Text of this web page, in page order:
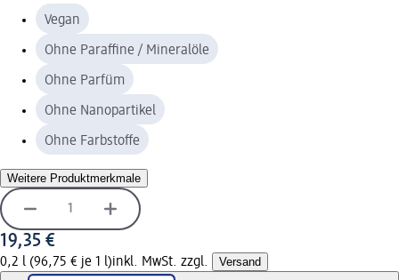
Vegan
Ohne Paraffine / Mineralöle
Ohne Parfüm
Ohne Nanopartikel
Ohne Farbstoffe
Weitere Produktmerkmale
19,35 €
0,2 l (96,75 € je 1 l)inkl. MwSt. zzgl. Versand